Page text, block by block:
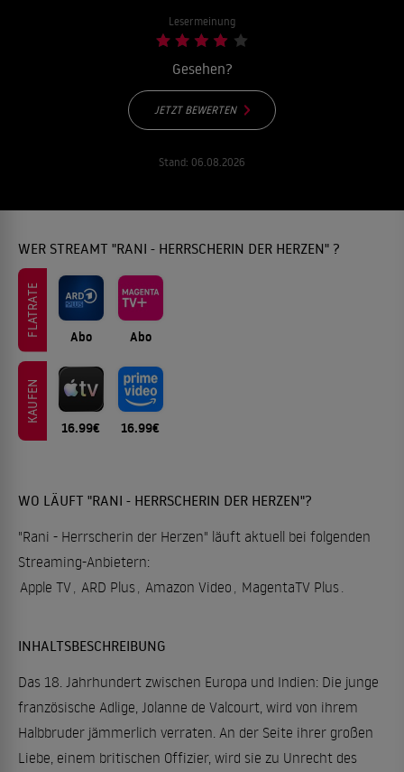
Lesermeinung
Gesehen?
JETZT BEWERTEN
Stand: 06.08.2026
WER STREAMT "RANI - HERRSCHERIN DER HERZEN" ?
FLATRATE Abo Abo
KAUFEN
16.99€ 16.99€
WO LÄUFT "RANI - HERRSCHERIN DER HERZEN"?
"Rani - Herrscherin der Herzen" läuft aktuell bei folgenden
Streaming-Anbietern:
Apple TV ARD Plus Amazon Video MagentaTV Plus
INHALTSBESCHREIBUNG
Das 18. Jahrhundert zwischen Europa und Indien: Die junge
französische Adlige, Jolanne de Valcourt, wird von ihrem
Halbbruder jämmerlich verraten. An der Seite ihrer großen
Liebe, einem britischen Offizier, wird sie zu Unrecht des